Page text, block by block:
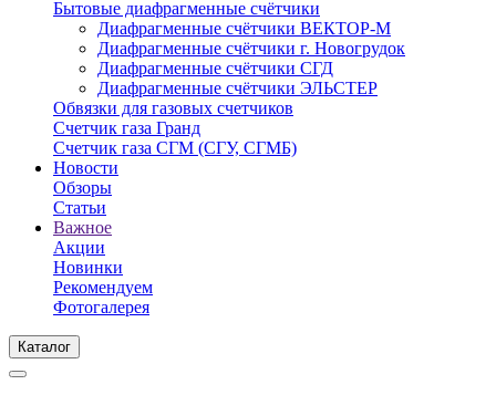
Бытовые диафрагменные счётчики
Диафрагменные счётчики ВЕКТОР-М
Диафрагменные счётчики г. Новогрудок
Диафрагменные счётчики СГД
Диафрагменные счётчики ЭЛЬСТЕР
Обвязки для газовых счетчиков
Счетчик газа Гранд
Счетчик газа СГМ (СГУ, СГМБ)
Новости
Обзоры
Статьи
Важное
Акции
Новинки
Рекомендуем
Фотогалерея
Каталог